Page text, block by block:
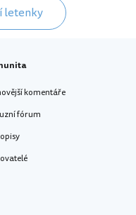
letenky
komentáře
fórum